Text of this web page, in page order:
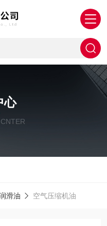
心
滑油 空气压缩机油